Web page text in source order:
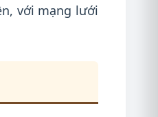
với mạng lưới